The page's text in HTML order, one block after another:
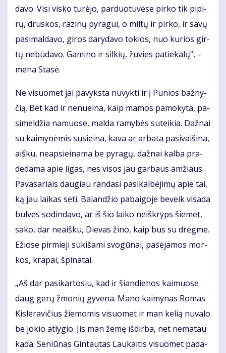
da­vo. Vi­si vis­ko tu­rė­jo, par­duo­tu­vė­se pir­ko tik pi­pi­
rų, drus­kos, ra­zi­nų py­ra­gui, o mil­tų ir pir­ko, ir sa­vų
pa­si­mal­da­vo, gi­ros da­ry­da­vo to­kios, nuo ku­rios gir­
tų ne­bū­da­vo. Ga­mi­no ir sil­kių, žu­vies pa­tie­ka­lų“, –
me­na Sta­sė.
Ne vi­suo­met jai pa­vyks­ta nu­vyk­ti ir į Pu­nios baž­ny­
čią. Bet kad ir ne­nu­ei­na, kaip ma­mos pa­mo­ky­ta, pa­
si­mel­džia na­muo­se, mal­da ra­my­bės su­tei­kia. Daž­nai
su kai­my­nė­mis su­si­ei­na, ka­va ar ar­ba­ta pa­si­vai­ši­na,
aiš­ku, neap­si­ei­na­ma be py­ra­gų, daž­nai kal­ba pra­
de­da­ma apie li­gas, nes vi­sos jau gar­baus am­žiaus.
Pa­va­sa­riais dau­giau ran­da­si pa­si­kal­bė­ji­mų apie tai,
ką jau lai­kas sė­ti. Ba­lan­džio pa­bai­go­je be­veik vi­sa­da
bul­ves so­din­da­vo, ar iš šio lai­ko ne­iš­kryps šie­met,
sa­ko, dar ne­aiš­ku, Die­vas ži­no, kaip bus su drėg­me.
Ežio­se pir­mie­ji su­ki­ša­mi svo­gū­nai, pa­sė­ja­mos mor­
kos, kra­pai, špi­na­tai.
„Aš dar pa­si­kar­to­siu, kad ir šian­die­nos kai­muo­se
daug ge­rų žmo­nių gy­ve­na. Ma­no kai­my­nas Ro­mas
Kis­le­ra­vi­čius žie­mo­mis vi­suo­met ir man ke­lią nu­va­lo
be jo­kio at­ly­gio. Jis man že­mę iš­dir­ba, net ne­ma­tau
ka­da. Se­niū­nas Gin­tau­tas Lau­kai­tis vi­suo­met pa­da­